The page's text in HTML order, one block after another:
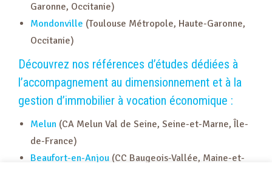
Garonne, Occitanie)
Mondonville (Toulouse Métropole, Haute-Garonne,
Occitanie)
Découvrez nos références d’études dédiées à
l’accompagnement au dimensionnement et à la
gestion d’immobilier à vocation économique :
Melun (CA Melun Val de Seine, Seine-et-Marne, Île-
de-France)
Beaufort-en-Anjou (CC Baugeois-Vallée, Maine-et-